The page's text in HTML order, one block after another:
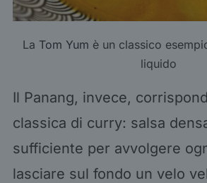
La Tom Yum è un classico
liquido
Il Panang, invece,
classica di curry: salsa
sufficiente per avvolgere
lasciare sul fondo un velo